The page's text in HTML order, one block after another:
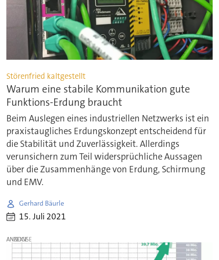
Störenfried kaltgestellt
Warum eine stabile Kommunikation gute
Funktions-Erdung braucht
Beim Auslegen eines industriellen Netzwerks ist ein
praxistaugliches Erdungskonzept entscheidend für
die Stabilität und Zuverlässigkeit. Allerdings
verunsichern zum Teil widersprüchliche Aussagen
über die Zusammenhänge von Erdung, Schirmung
und EMV.
Gerhard Bäurle
15. Juli 2021
ANZEIGE